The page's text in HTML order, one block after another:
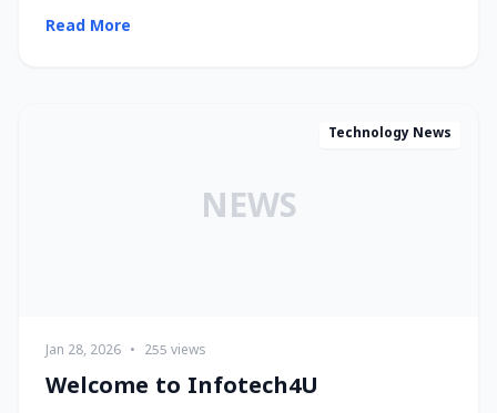
Read More
NEWS
Technology News
Jan 28, 2026 • 255 views
Welcome to Infotech4U